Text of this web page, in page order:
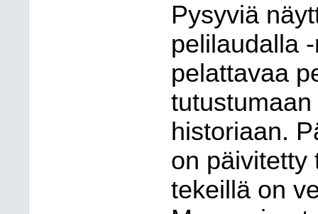
Pysyviä
pelilaudalla
pelattavaa
historiaan.
on päivitetty
tekeillä on